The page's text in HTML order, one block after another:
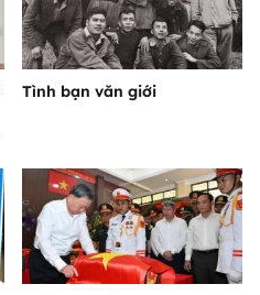
Tình bạn văn giới